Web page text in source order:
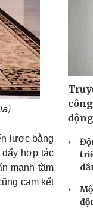
lược bằng
đẩy hợp tác
mạnh tầm
cam kết